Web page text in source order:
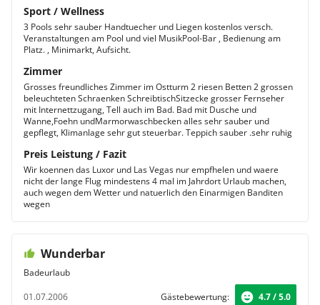
Sport / Wellness
3 Pools sehr sauber Handtuecher und Liegen kostenlos versch.
Veranstaltungen am Pool und viel MusikPool-Bar , Bedienung am
Platz. , Minimarkt, Aufsicht.
Zimmer
Grosses freundliches Zimmer im Ostturm 2 riesen Betten 2 grossen
beleuchteten Schraenken SchreibtischSitzecke grosser Fernseher
mit Internettzugang, Tell auch im Bad. Bad mit Dusche und
Wanne,Foehn undMarmorwaschbecken alles sehr sauber und
gepflegt, Klimanlage sehr gut steuerbar. Teppich sauber .sehr ruhig
Preis Leistung / Fazit
Wir koennen das Luxor und Las Vegas nur empfhelen und waere
nicht der lange Flug mindestens 4 mal im Jahrdort Urlaub machen,
auch wegen dem Wetter und natuerlich den Einarmigen Banditen
wegen
Wunderbar
Badeurlaub
01.07.2006
Gästebewertung: 4.7 / 5.0